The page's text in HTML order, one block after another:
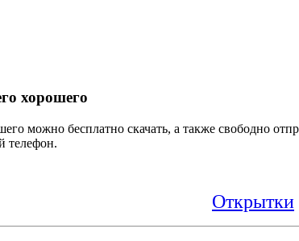
хорошего
можно бесплатно скачать, а также свободно
телефон.
Открытки